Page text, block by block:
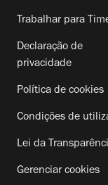
Trabalhar para
Declaração de
privacidade
Política de cookies
Condições de
Lei da
Gerenciar cookies